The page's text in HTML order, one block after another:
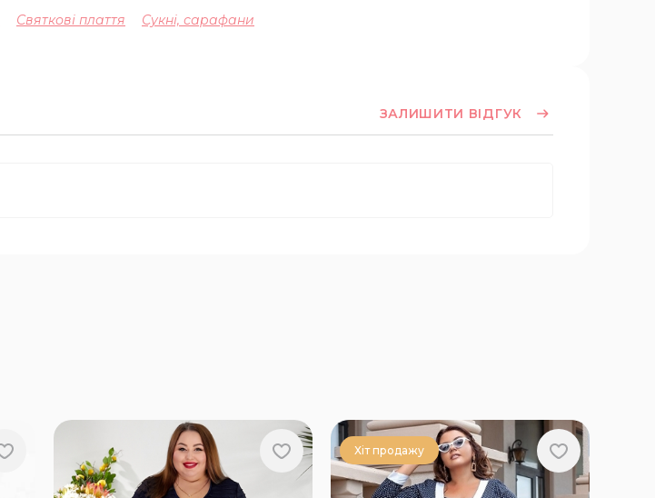
Святкові плаття Сукні, сарафани
ЗАЛИШИТИ ВІДГУК
Хіт продажу